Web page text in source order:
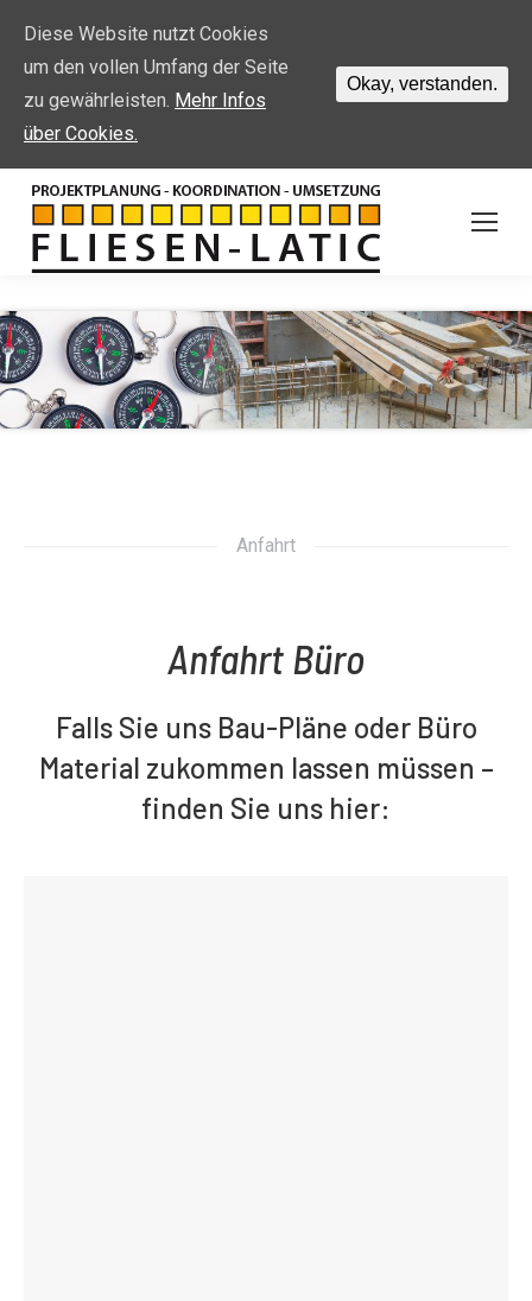
Anfahrt
Anfahrt Büro
Falls Sie uns Bau-Pläne oder Büro
Material zukommen lassen müssen –
finden Sie uns hier:
Diese Website nutzt Cookies
um den vollen Umfang der Seite
zu gewährleisten. Mehr Infos
über Cookies.
Okay, verstanden.